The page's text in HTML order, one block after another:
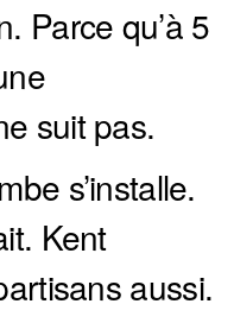
Parce qu’à 5
suit pas.
s’installe.
Kent
aussi.